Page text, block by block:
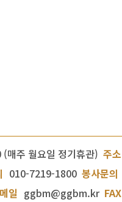
매주 월요일 정기휴관) 주소
010-7219-1800 봉사문의
일 ggbm@ggbm.kr FAX